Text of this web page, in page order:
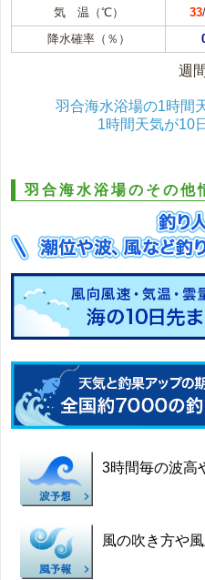
気 温（℃） 33
降水確率（％）
週
羽合海水浴場の1時間
1時間天気が10
羽合海水浴場のその他
3時間毎の波高
風の吹き方や